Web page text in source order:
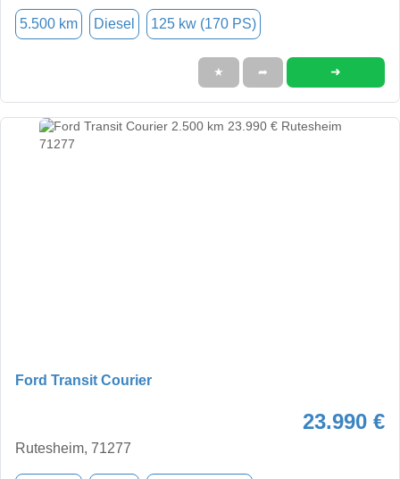
5.500 km Diesel 125 kw (170 PS)
★ ➦ ➜
Ford Transit Courier
23.990 €
Rutesheim, 71277